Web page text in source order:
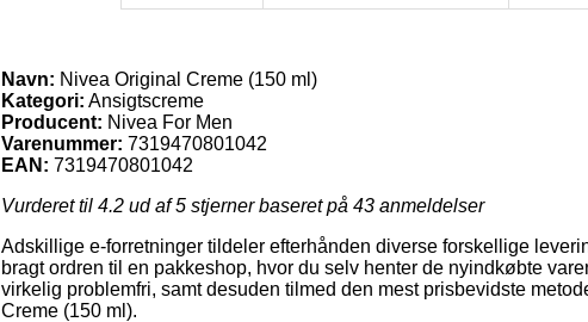
Navn: Nivea Original Creme (150 ml)
Kategori: Ansigtscreme
Producent: Nivea For Men
Varenummer: 7319470801042
EAN: 7319470801042
Vurderet til 4.2 ud af 5 stjerner baseret på 43 anmeldelser
Adskillige e-forretninger tildeler efterhånden diverse forskellige
bragt ordren til en pakkeshop, hvor du selv henter de nyindkøbte
virkelig problemfri, samt desuden tilmed den mest prisbevidste
Creme (150 ml).